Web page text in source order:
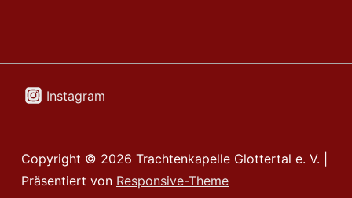
Instagram
Copyright © 2026 Trachtenkapelle Glottertal e. V.
Präsentiert von Responsive-Theme